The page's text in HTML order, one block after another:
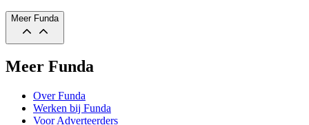
Meer Funda
Meer Funda
Over Funda
Werken bij Funda
Voor Adverteerders